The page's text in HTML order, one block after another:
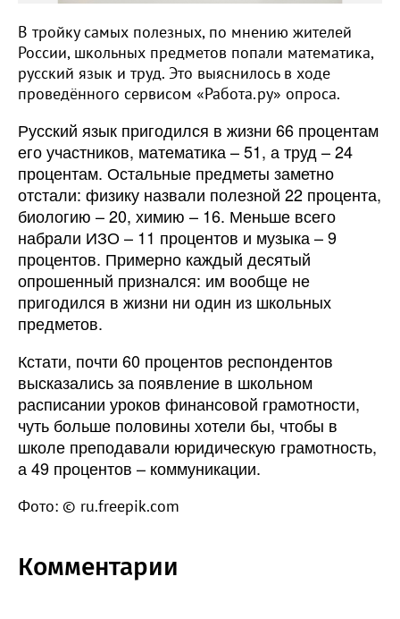
В тройку самых полезных, по мнению жителей
России, школьных предметов попали математика,
русский язык и труд. Это выяснилось в ходе
проведённого сервисом «Работа.ру» опроса.
Русский язык пригодился в жизни 66 процентам
его участников, математика – 51, а труд – 24
процентам. Остальные предметы заметно
отстали: физику назвали полезной 22 процента,
биологию – 20, химию – 16. Меньше всего
набрали ИЗО – 11 процентов и музыка – 9
процентов. Примерно каждый десятый
опрошенный признался: им вообще не
пригодился в жизни ни один из школьных
предметов.
Кстати, почти 60 процентов респондентов
высказались за появление в школьном
расписании уроков финансовой грамотности,
чуть больше половины хотели бы, чтобы в
школе преподавали юридическую грамотность,
а 49 процентов – коммуникации.
Фото: © ru.freepik.com
Комментарии